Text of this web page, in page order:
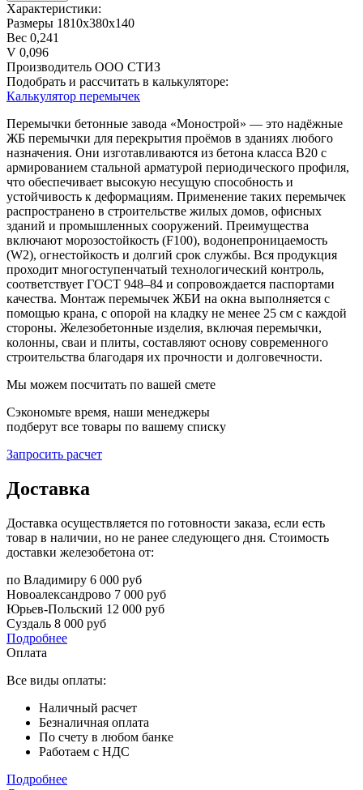
Характеристики:
Размеры 1810х380х140
Вес 0,241
V 0,096
Производитель ООО СТИЗ
Подобрать и рассчитать в калькуляторе:
Калькулятор перемычек
Перемычки бетонные завода «Монострой» — это надёжные
ЖБ перемычки для перекрытия проёмов в зданиях любого
назначения. Они изготавливаются из бетона класса В20 с
армированием стальной арматурой периодического профиля,
что обеспечивает высокую несущую способность и
устойчивость к деформациям. Применение таких перемычек
распространено в строительстве жилых домов, офисных
зданий и промышленных сооружений. Преимущества
включают морозостойкость (F100), водонепроницаемость
(W2), огнестойкость и долгий срок службы. Вся продукция
проходит многоступенчатый технологический контроль,
соответствует ГОСТ 948–84 и сопровождается паспортами
качества. Монтаж перемычек ЖБИ на окна выполняется с
помощью крана, с опорой на кладку не менее 25 см с каждой
стороны. Железобетонные изделия, включая перемычки,
колонны, сваи и плиты, составляют основу современного
строительства благодаря их прочности и долговечности.
Мы можем посчитать по вашей смете
Сэкономьте время, наши менеджеры
подберут все товары по вашему списку
Запросить расчет
Доставка
Доставка осуществляется по готовности заказа, если есть
товар в наличии, но не ранее следующего дня. Стоимость
доставки железобетона от:
по Владимиру 6 000 руб
Новоалександрово 7 000 руб
Юрьев-Польский 12 000 руб
Суздаль 8 000 руб
Подробнее
Оплата
Все виды оплаты:
Наличный расчет
Безналичная оплата
По счету в любом банке
Работаем с НДС
Подробнее